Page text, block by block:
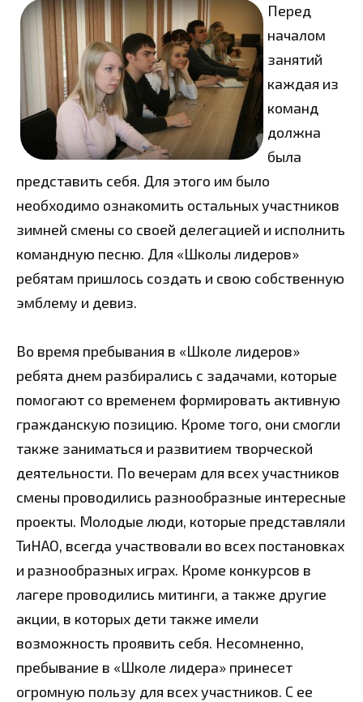
Перед
началом
занятий
каждая из
команд
должна
была
представить себя. Для этого им было
необходимо ознакомить остальных участников
зимней смены со своей делегацией и исполнить
командную песню. Для «Школы лидеров»
ребятам пришлось создать и свою собственную
эмблему и девиз.
Во время пребывания в «Школе лидеров»
ребята днем разбирались с задачами, которые
помогают со временем формировать активную
гражданскую позицию. Кроме того, они смогли
также заниматься и развитием творческой
деятельности. По вечерам для всех участников
смены проводились разнообразные интересные
проекты. Молодые люди, которые представляли
ТиНАО, всегда участвовали во всех постановках
и разнообразных играх. Кроме конкурсов в
лагере проводились митинги, а также другие
акции, в которых дети также имели
возможность проявить себя. Несомненно,
пребывание в «Школе лидера» принесет
огромную пользу для всех участников. С ее